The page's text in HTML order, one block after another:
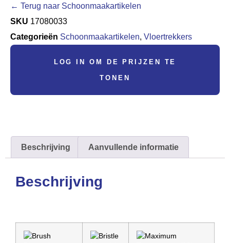
← Terug naar Schoonmaakartikelen
SKU 17080033
Categorieën Schoonmaakartikelen, Vloertrekkers
LOG IN OM DE PRIJZEN TE
TONEN
Beschrijving Aanvullende informatie
Beschrijving